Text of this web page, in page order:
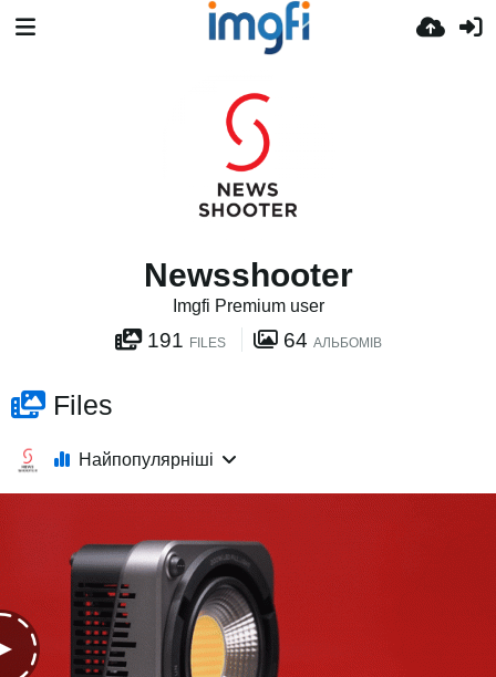
Newsshooter
Imgfi Premium user
191 FILES 64 АЛЬБОМІВ
Files
Найпопулярніші